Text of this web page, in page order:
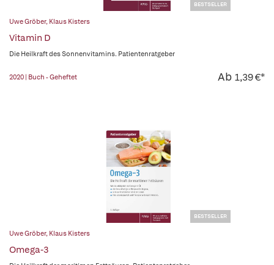
BESTSELLER
Uwe Gröber, Klaus Kisters
Vitamin D
Die Heilkraft des Sonnenvitamins. Patientenratgeber
2020 | Buch - Geheftet Ab 1,39 €*
BESTSELLER
Uwe Gröber, Klaus Kisters
Omega-3